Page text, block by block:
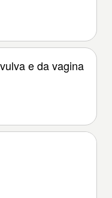
e da vagina